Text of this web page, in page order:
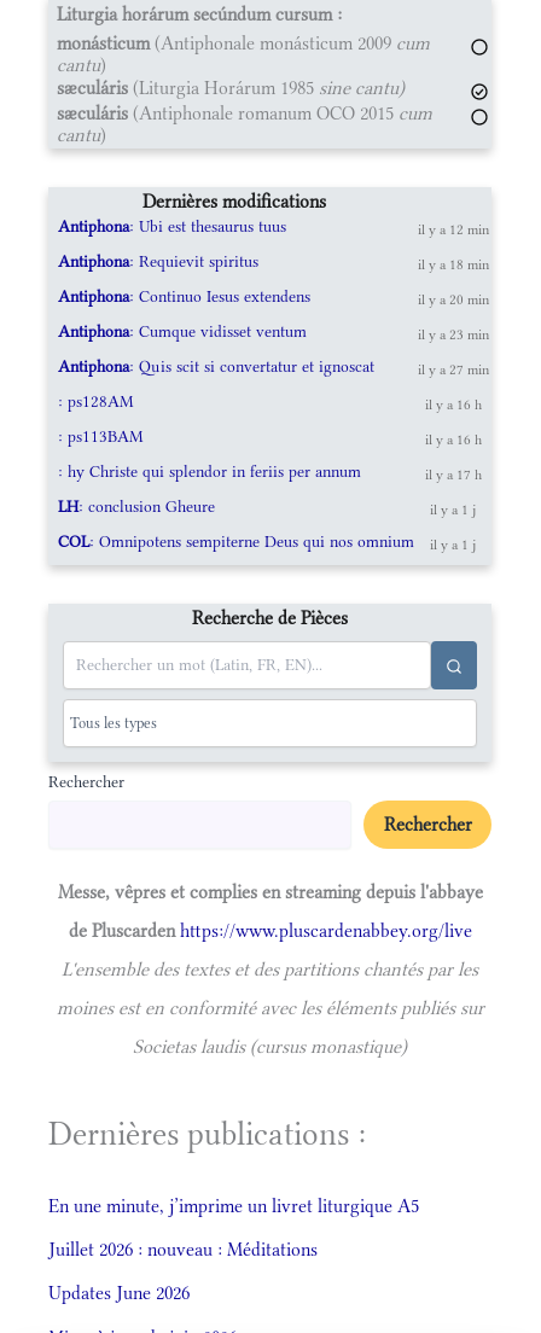
Liturgia horárum secúndum cursum :
monásticum(Antiphonale monásticum 2009 cum
cantu)
sæculáris (Liturgia Horárum 1985 sine cantu)
sæculáris (Antiphonale romanum OCO 2015 cum
cantu)
Dernières modifications
Antiphona: Ubi est thesaurus tuus il y a 12 min
Antiphona: Requievit spiritus il y a 18 min
Antiphona: Continuo Iesus extendens il y a 20 min
Antiphona: Cumque vidisset ventum il y a 23 min
Antiphona: Quis scit si convertatur et ignoscat il y a 27 min
: ps128AM il y a 16 h
: ps113BAM il y a 16 h
: hy Christe qui splendor in feriis per annum il y a 17 h
LH: conclusion Gheure il y a 1 j
COL: Omnipotens sempiterne Deus qui nos omnium il y a 1 j
Recherche de Pièces
Rechercher
Rechercher
Messe, vêpres et complies en streaming depuis l'abbaye
de Pluscardenhttps://www.pluscardenabbey.org/live
L'ensemble des textes et des partitions chantés par les
moines est en conformité avec les éléments publiés sur
Societas laudis (cursus monastique)
Dernières publications :
En une minute, j’imprime un livret liturgique A5
Juillet 2026 : nouveau : Méditations
Updates June 2026